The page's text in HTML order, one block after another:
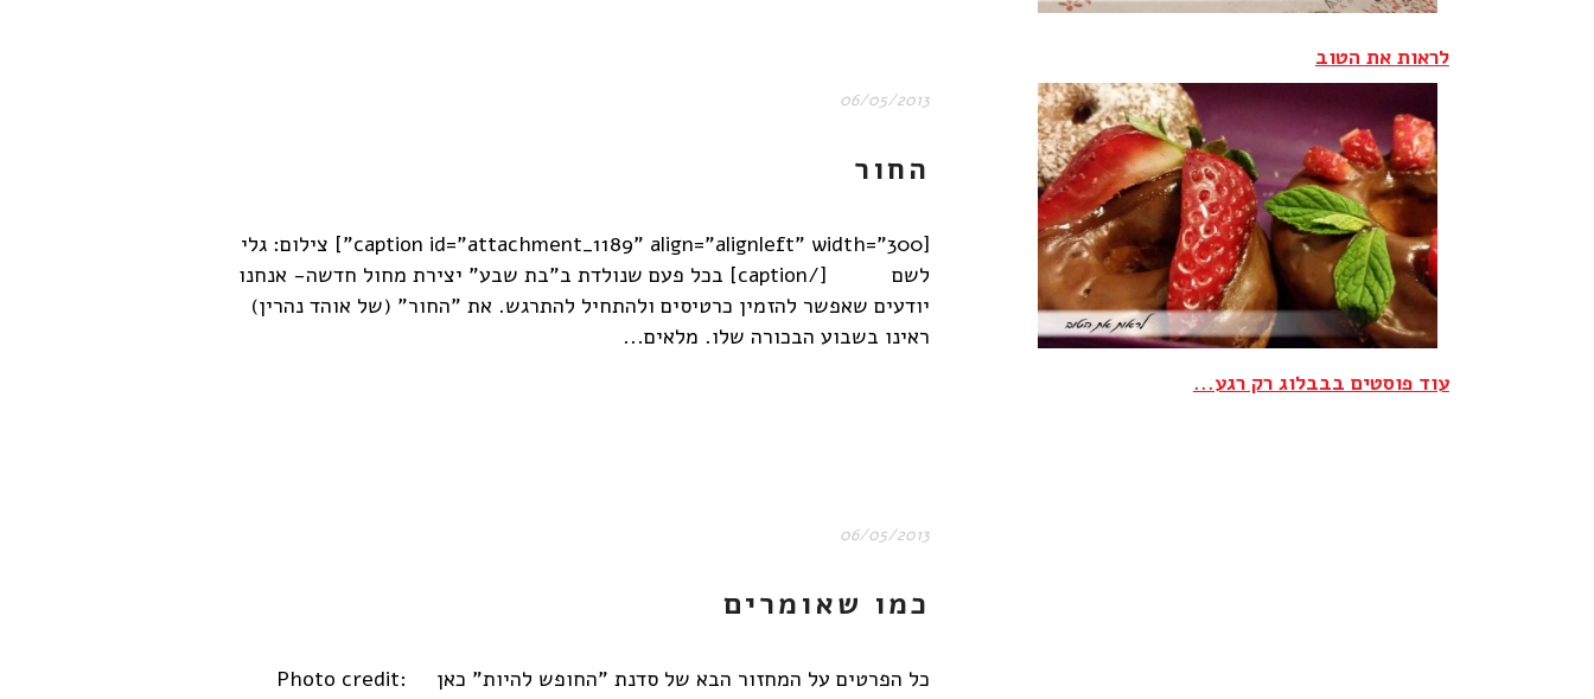
06/05/2013
החור
[caption id="attachment_1189" align="alignleft" width="300"] צילום: גלי
לשם [/caption] בכל פעם שנולדת ב"בת שבע" יצירת מחול חדשה- אנחנו
יודעים שאפשר להזמין כרטיסים ולהתחיל להתרגש. את "החור" (של אוהד נהרין)
ראינו בשבוע הבכורה שלו. מלאים...
06/05/2013
כמו שאומרים
כל הפרטים על המחזור הבא של סדנת "החופש להיות" כאן Photo credit:
לראות את הטוב‎
עוד פוסטים בבבלוג רק רגע...